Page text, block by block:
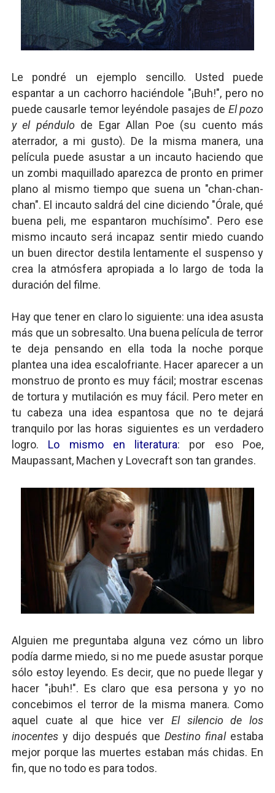
Le pondré un ejemplo sencillo. Usted puede
espantar a un cachorro haciéndole "¡Buh!", pero no
puede causarle temor leyéndole pasajes de El pozo
y el péndulode Egar Allan Poe (su cuento más
aterrador, a mi gusto). De la misma manera, una
película puede asustar a un incauto haciendo que
un zombi maquillado aparezca de pronto en primer
plano al mismo tiempo que suena un "chan-chan-
chan". El incauto saldrá del cine diciendo "Órale, qué
buena peli, me espantaron muchísimo". Pero ese
mismo incauto será incapaz sentir miedo cuando
un buen director destila lentamente el suspenso y
crea la atmósfera apropiada a lo largo de toda la
duración del filme.
Hay que tener en claro lo siguiente: una idea asusta
más que un sobresalto. Una buena película de terror
te deja pensando en ella toda la noche porque
plantea una idea escalofriante. Hacer aparecer a un
monstruo de pronto es muy fácil; mostrar escenas
de tortura y mutilación es muy fácil. Pero meter en
tu cabeza una idea espantosa que no te dejará
tranquilo por las horas siguientes es un verdadero
logro. Lo mismo en literatura: por eso Poe,
Maupassant, Machen y Lovecraft son tan grandes.
Alguien me preguntaba alguna vez cómo un libro
podía darme miedo, si no me puede asustar porque
sólo estoy leyendo. Es decir, que no puede llegar y
hacer "¡buh!". Es claro que esa persona y yo no
concebimos el terror de la misma manera. Como
aquel cuate al que hice verEl silencio de los
inocentes y dijo después queDestino final estaba
mejor porque las muertes estaban más chidas. En
fin, que no todo es para todos.